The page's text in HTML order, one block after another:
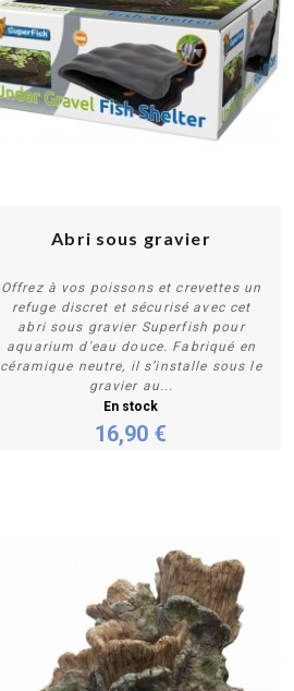
Acheter
Abri sous gravier
Offrez à vos poissons et crevettes un
refuge discret et sécurisé avec cet
abri sous gravier Superfish pour
aquarium d'eau douce. Fabriqué en
céramique neutre, il s’installe sous le
gravier au...
En stock
16,90 €